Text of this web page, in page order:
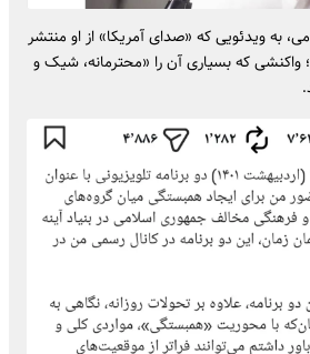
به ویدئویی که «صدای آمریکا» از او منتشر
واکنشی که بسیاری آن را «محترمانه، شیک و